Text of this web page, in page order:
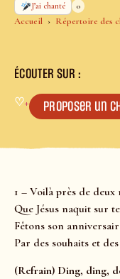
Accueil Répertoire des
J’ai chanté
0
ÉCOUTER SUR :
♡+ Proposer un
1 – Voilà près de deux
Que Jésus naquit sur
Fêtons son
Par des souhaits et
(Refrain) Ding, ding,